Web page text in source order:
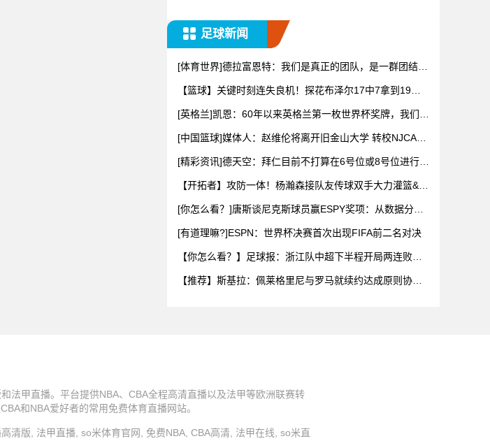
足球新闻
[体育世界]德拉富恩特：我们是真正的团队，是一群团结、
【篮球】关键时刻连失良机！探花布泽尔17中7拿到19分8
[英格兰]凯恩：60年以来英格兰第一枚世界杯奖牌，我们配
[中国篮球]媒体人：赵维伦将离开旧金山大学 转校NJCAA
[精彩资讯]德天空：拜仁目前不打算在6号位或8号位进行重
【开拓者】攻防一体！杨瀚森接队友传球双手大力灌篮&防
[你怎么看？]唐斯谈尼克斯球员赢ESPY奖项：从数据分析
[有道理嘛?]ESPN：世界杯决赛首次出现FIFA前二名对决
【你怎么看？】足球报：浙江队中超下半程开局两连败，
【推荐】斯基拉：佩莱格里尼与罗马就续约达成原则协
法甲直播。平台提供NBA、CBA全程高清直播以及法甲等欧洲联赛转
和NBA爱好者的常用免费体育直播网站。
清版, 法甲直播, so米体育官网, 免费NBA, CBA高清, 法甲在线, so米直